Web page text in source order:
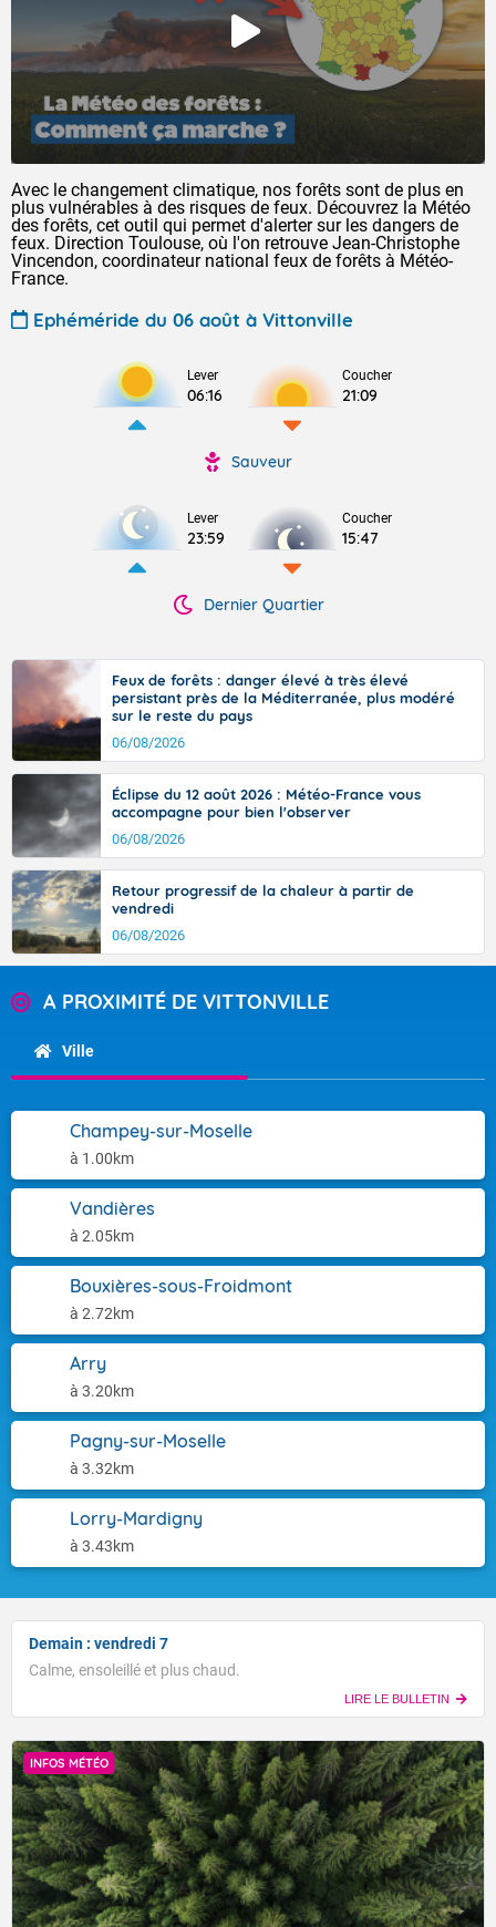
Avec le changement climatique, nos forêts sont de plus en
plus vulnérables à des risques de feux. Découvrez la Météo
des forêts, cet outil qui permet d'alerter sur les dangers de
feux. Direction Toulouse, où l'on retrouve Jean-Christophe
Vincendon, coordinateur national feux de forêts à Météo-
France.
Ephéméride du 06 août à Vittonville
Lever
06:16
Coucher
21:09
Sauveur
Lever
23:59
Coucher
15:47
Dernier Quartier
Feux de forêts : danger élevé à très élevé
persistant près de la Méditerranée, plus modéré
sur le reste du pays
06/08/2026
Éclipse du 12 août 2026 : Météo-France vous
accompagne pour bien l'observer
06/08/2026
Retour progressif de la chaleur à partir de
vendredi
06/08/2026
A PROXIMITÉ DE VITTONVILLE
Ville
Champey-sur-Moselle
à 1.00km
Vandières
à 2.05km
Bouxières-sous-Froidmont
à 2.72km
Arry
à 3.20km
Pagny-sur-Moselle
à 3.32km
Lorry-Mardigny
à 3.43km
Demain : vendredi 7
Calme, ensoleillé et plus chaud.
LIRE LE BULLETIN
INFOS MÉTÉO